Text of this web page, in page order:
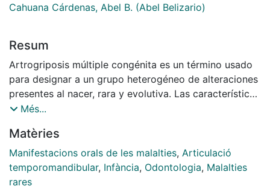
Cahuana Cárdenas, Abel B. (Abel Belizario)
Resum
Artrogriposis múltiple congénita es un término usado
para designar a un grupo heterogéneo de alteraciones
presentes al nacer, rara y evolutiva. Las características
comunes a esta entidad son la rigideces y la
desarrollo muscular. La repercusión oral más
importante es la afecta­ción bilateral de la ATM, que
puede limitar la aper­tura bucal, comportando
secundariamente proble­mas odontológicos.
Més...
Matèries
Manifestacions orals de les malalties, Articulació
temporomandibular, Infància, Odontologia, Malalties
rares